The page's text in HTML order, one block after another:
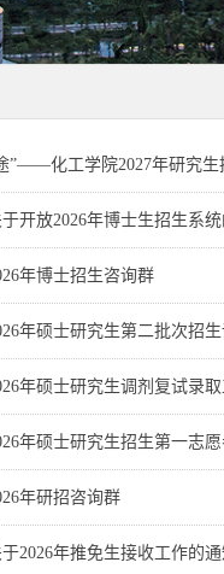
”——化工学院2027年研究生
开放2026年博士生招生系统
年博士招生咨询群
年硕士研究生第二批次招
年硕士研究生调剂复试录取
年硕士研究生招生第一志
年研招咨询群
2026年推免生接收工作的